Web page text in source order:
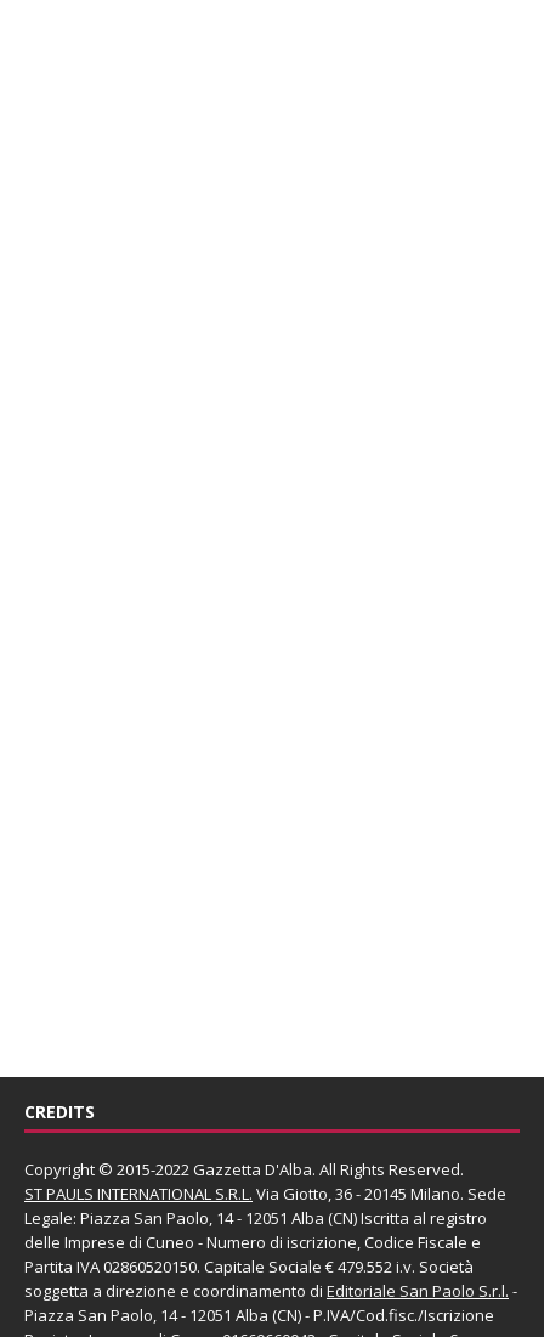
CREDITS
Copyright © 2015-2022 Gazzetta D'Alba. All Rights Reserved.
ST PAULS INTERNATIONAL S.R.L. Via Giotto, 36 - 20145 Milano. Sede
Legale: Piazza San Paolo, 14 - 12051 Alba (CN) Iscritta al registro
delle Imprese di Cuneo - Numero di iscrizione, Codice Fiscale e
Partita IVA 02860520150. Capitale Sociale € 479.552 i.v. Società
soggetta a direzione e coordinamento di Editoriale San Paolo S.r.l. -
Piazza San Paolo, 14 - 12051 Alba (CN) - P.IVA/Cod.fisc./Iscrizione